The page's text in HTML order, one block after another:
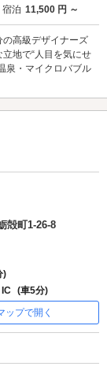
宿泊 11,500 円 ～
の高級デザイナーズ
地で“人目を気にせ
泉・マイクロバブル
ち5
殻町1-26-8
)
(車5分)
ップで開く